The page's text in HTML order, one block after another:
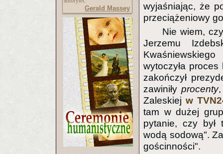
Gerald Massey
wyjaśniając, że
przeciążeniowy
Nie wiem,
Jerzemu
wytoczyła
zakończył
zawiniły procenty,
Zaleskiej w
tam w dużej
pytanie, czy był
wodą sodową".
gościnności".